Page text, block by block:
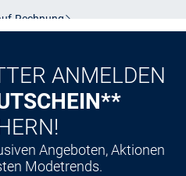
Rechnung
ANMELDEN
Angeboten, Aktionen
Modetrends.